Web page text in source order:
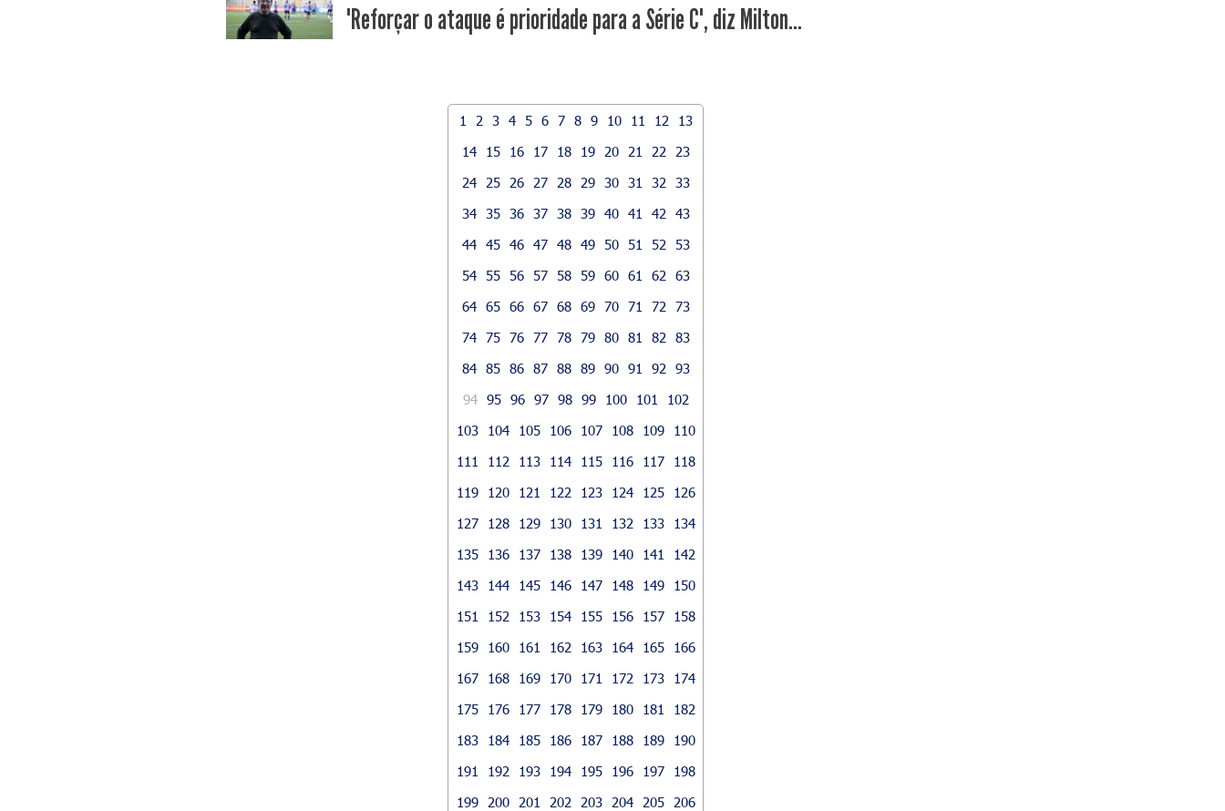
"Reforçar o ataque é prioridade para a Série C", diz Milton...
1 2 3 4 5 6 7 8 9 10 11 12
13
14
15 16 17 18 19 20 21 22
23
24
25 26 27 28 29 30 31 32
33
34 35 36 37 38 39 40 41 42
43
44 45 46 47 48 49 50 51 52
53
54 55 56 57 58 59 60 61 62
63
64 65 66 67 68 69 70 71 72
73
74 75 76 77 78 79 80 81 82
83
84 85 86 87 88 89 90 91 92
93
94 95 96 97 98 99 100 101
102
103
104 105 106 107 108 109
110
111
112 113 114 115 116 117
118
119
120 121 122 123 124 125
126
127
128 129 130 131 132 133
134
135
136 137 138 139 140 141
142
143
144 145 146 147 148 149
150
151
152 153 154 155 156 157
158
159
160 161 162 163 164 165
166
167
168 169 170 171 172 173
174
175
176 177 178 179 180 181
182
183
184 185 186 187 188 189
190
191
192 193 194 195 196 197
198
199
200 201 202 203 204 205
206